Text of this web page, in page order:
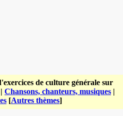
de culture générale sur
Chansons, chanteurs, musiques |
[Autres thèmes]